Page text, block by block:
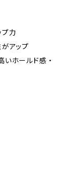
力
アップ
ホールド感 ・